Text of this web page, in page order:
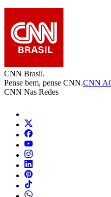
CNN Brasil.
Pense bem, pense CNN.CNN
CNN Nas Redes